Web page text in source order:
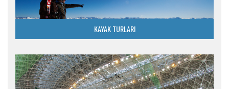
KAYAK TURLARI